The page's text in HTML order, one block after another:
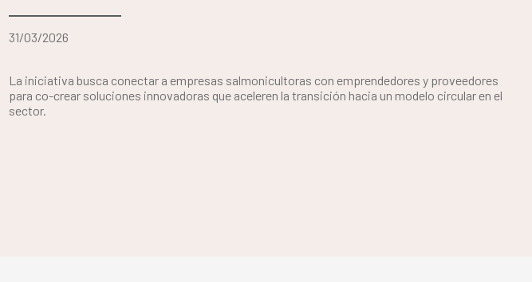
31/03/2026
La iniciativa busca conectar a empresas salmonicultoras con emprendedores y proveedores
para co-crear soluciones innovadoras que aceleren la transición hacia un modelo circular en el
sector.